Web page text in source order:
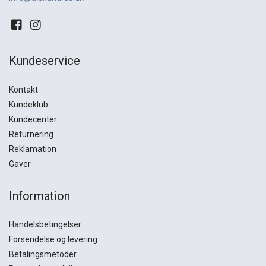
Kundeservice
Kontakt
Kundeklub
Kundecenter
Returnering
Reklamation
Gaver
Information
Handelsbetingelser
Forsendelse og levering
Betalingsmetoder